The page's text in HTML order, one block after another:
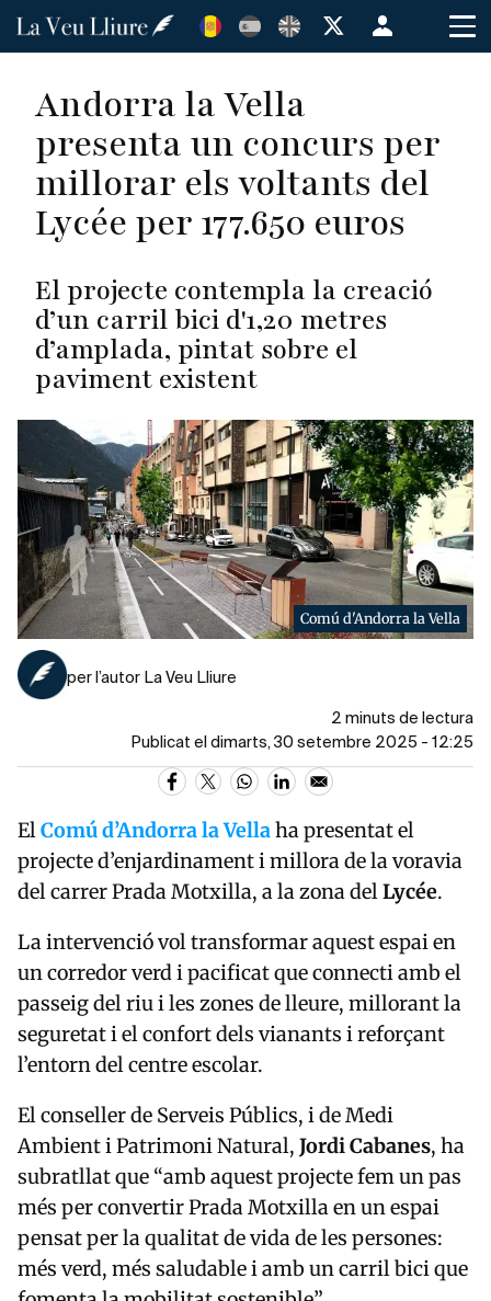
Vés
Menú
de
usuario
Andorra la Vella
presenta un concurs per
millorar els voltants del
Lycée per 177.650 euros
El projecte contempla la creació
d’un carril bici d'1,20 metres
d’amplada, pintat sobre el
paviment existent
Comú d'Andorra la Vella
per l’autor La Veu Lliure
2 minuts de lectura
Publicat el dimarts, 30 setembre 2025 - 12:25
ElComú d’Andorra la Vellaha presentat el
projecte d’enjardinament i millora de la voravia
del carrer Prada Motxilla, a la zona delLycée.
La intervenció vol transformar aquest espai en
un corredor verd i pacificat que connecti amb el
passeig del riu i les zones de lleure, millorant la
seguretat i el confort dels vianants i reforçant
l’entorn del centre escolar.
El conseller de Serveis Públics, i de Medi
Ambient i Patrimoni Natural, Jordi Cabanes, ha
subratllat que “amb aquest projecte fem un pas
més per convertir Prada Motxilla en un espai
pensat per la qualitat de vida de les persones:
més verd, més saludable i amb un carril bici que